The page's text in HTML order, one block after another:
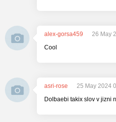
alex-gorsa459
26 May
Cool
asri-rose
25 May 2024
Dolbaebi takix slov v jizni